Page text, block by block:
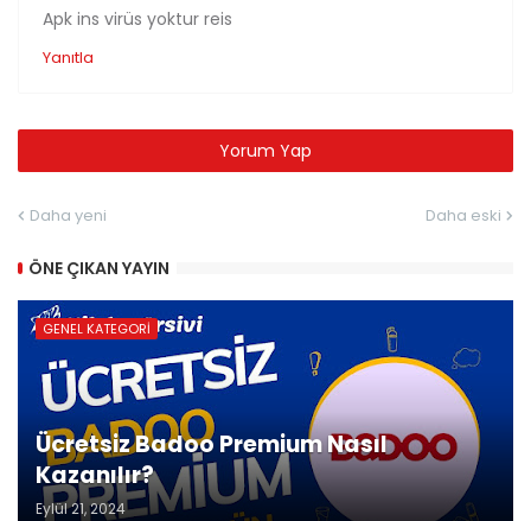
Apk ins virüs yoktur reis
Yanıtla
Yorum Yap
Daha yeni Daha eski
ÖNE ÇIKAN YAYIN
GENEL KATEGORI
Ücretsiz Badoo Premium Nasıl
Kazanılır?
Eylül 21, 2024